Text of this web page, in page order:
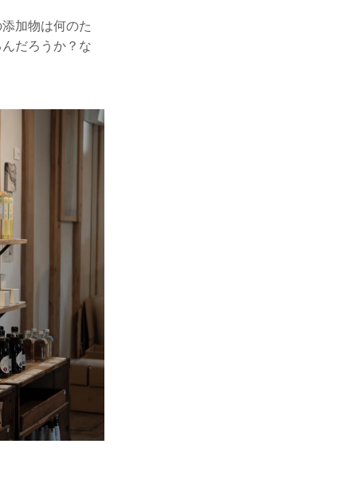
加物は何のた
だろうか？な